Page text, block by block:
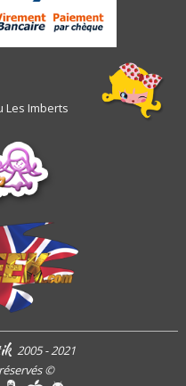
Les Imberts
2005 - 2021
©